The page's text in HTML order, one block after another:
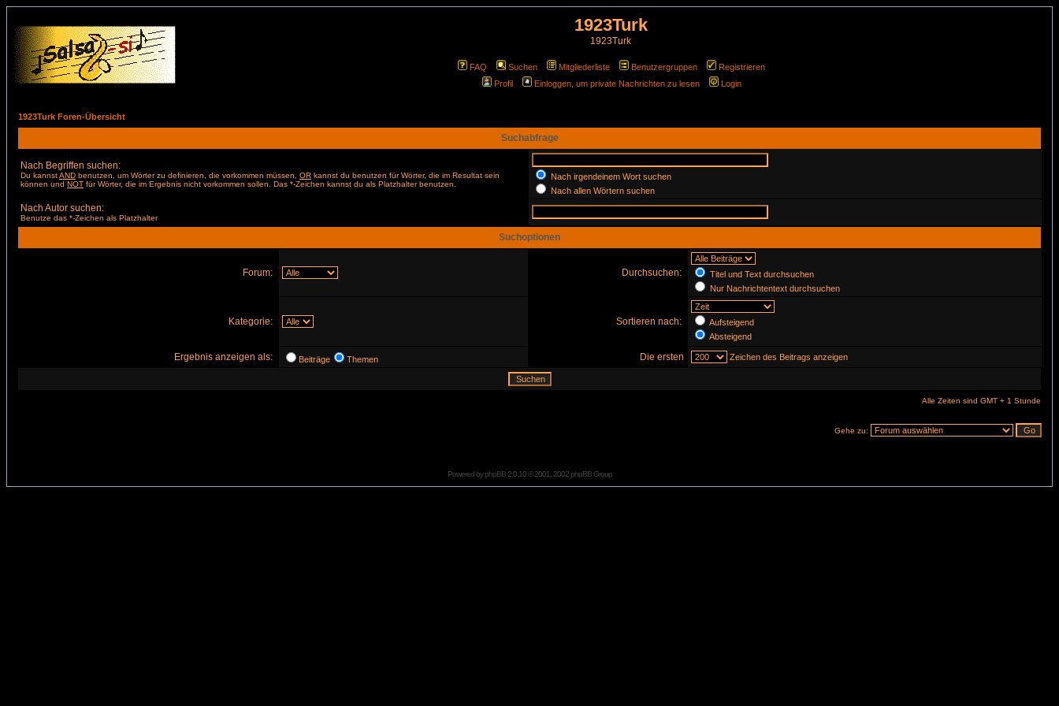
1923Turk
1923Turk
FAQ Suchen Mitgliederliste Benutzergruppen
Registrieren
Profil
Einloggen, um private Nachrichten zu lesen Login
1923Turk Foren-Übersicht
Suchabfrage
Nach Begriffen suchen:
Du kannstAND benutzen, um Wörter zu definieren, die vorkommen müssen, OR kannst du benutzen für Wörter, die im Resultat sein
können und NOT für Wörter, die im Ergebnis nicht vorkommen sollen. Das *-Zeichen kannst du als Platzhalter benutzen.
Nach irgendeinem Wort suchen
Nach allen Wörtern suchen
Nach Autor suchen:
Benutze das *-Zeichen als Platzhalter
Suchoptionen
Forum: Durchsuchen:
Titel und Text durchsuchen
Nur Nachrichtentext durchsuchen
Kategorie: Sortieren nach:
Aufsteigend
Absteigend
Ergebnis anzeigen als: Beiträge Themen Die ersten Zeichen des Beitrags anzeigen
Alle Zeiten sind GMT + 1 Stunde
Gehe zu:
Powered byphpBB2.0.10 © 2001, 2002 phpBB Group